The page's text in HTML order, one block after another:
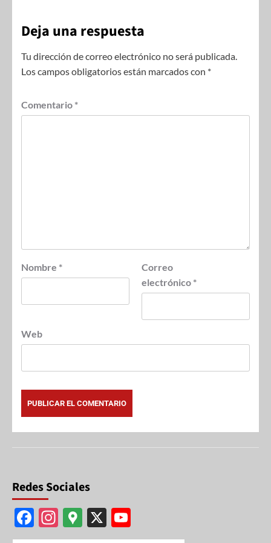
Deja una respuesta
Tu dirección de correo electrónico no será publicada.
Los campos obligatorios están marcados con *
Comentario *
Nombre *
Correo
electrónico *
Web
Redes Sociales
F
ac
In
st
G
o
X
o